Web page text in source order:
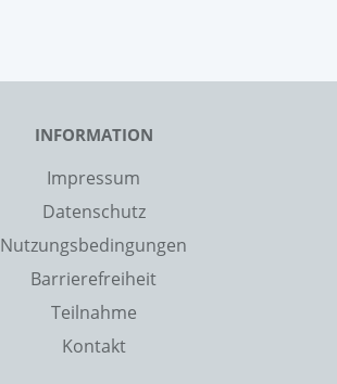
INFORMATION
Impressum
Datenschutz
Nutzungsbedingungen
Barrierefreiheit
Teilnahme
Kontakt